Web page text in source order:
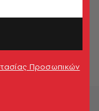
«Είναι τιμή
χώρα μου»
Προσωπικών